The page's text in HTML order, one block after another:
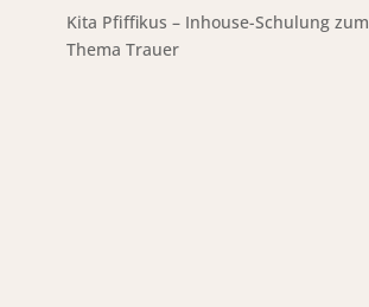
Kita Pfiffikus – Inhouse-Schulung zum
Thema Trauer